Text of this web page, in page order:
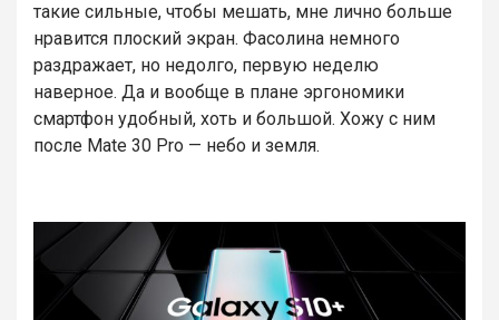
такие сильные, чтобы мешать, мне лично больше
нравится плоский экран. Фасолина немного
раздражает, но недолго, первую неделю
наверное. Да и вообще в плане эргономики
смартфон удобный, хоть и большой. Хожу с ним
после Mate 30 Pro — небо и земля.